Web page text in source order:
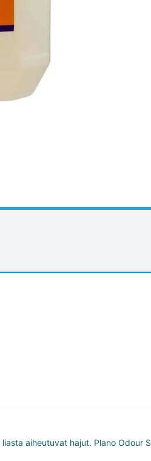
aiheutuvat hajut. Plano Odour